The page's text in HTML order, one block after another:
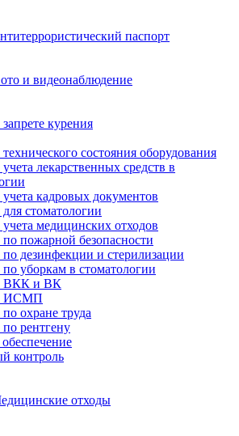
паспорт
и видеонаблюдение
курения
состояния оборудования
лекарственных средств в
кадровых документов
стоматологии
медицинских отходов
пожарной безопасности
дезинфекции и стерилизации
уборкам в стоматологии
ВКК и ВК
ИСМП
охране труда
рентгену
контроль
отходы